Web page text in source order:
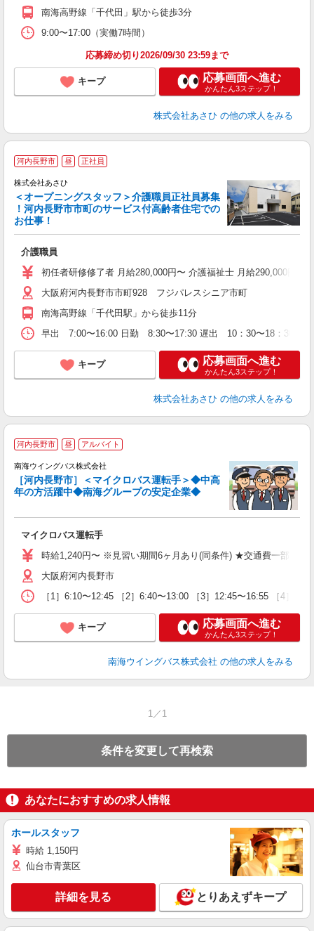
南海高野線「千代田」駅から徒歩3分
9:00〜17:00（実働7時間）
応募締め切り2026/09/30 23:59まで
キープ 応募画面へ進む
かんたん3ステップ！
株式会社あさひ の他の求人をみる
河内長野市 昼 正社員
株式会社あさひ
＜オープニングスタッフ＞介護職員正社員募集
！河内長野市市町のサービス付高齢者住宅での
お仕事！
介護職員
初任者研修修了者 月給280,000円〜 介護福祉士 月給290,000円〜
大阪府河内長野市市町928 フジパレスシニア市町
南海高野線「千代田駅」から徒歩11分
早出 7:00〜16:00 日勤 8:30〜17:30 遅出 10：30〜18：30 夜
キープ 応募画面へ進む
かんたん3ステップ！
株式会社あさひ の他の求人をみる
河内長野市 昼 アルバイト
南海ウイングバス株式会社
［河内長野市］＜マイクロバス運転手＞◆中高
年の方活躍中◆南海グループの安定企業◆
マイクロバス運転手
時給1,240円〜 ※見習い期間6ヶ月あり(同条件) ★交通費一部支給
大阪府河内長野市
［1］6:10〜12:45 ［2］6:40〜13:00 ［3］12:45〜16:55 ［4］
キープ 応募画面へ進む
かんたん3ステップ！
南海ウイングバス株式会社 の他の求人をみる
1／1
条件を変更して再検索
あなたにおすすめの求人情報
ホールスタッフ
時給 1,150円
仙台市青葉区
詳細を見る とりあえずキープ